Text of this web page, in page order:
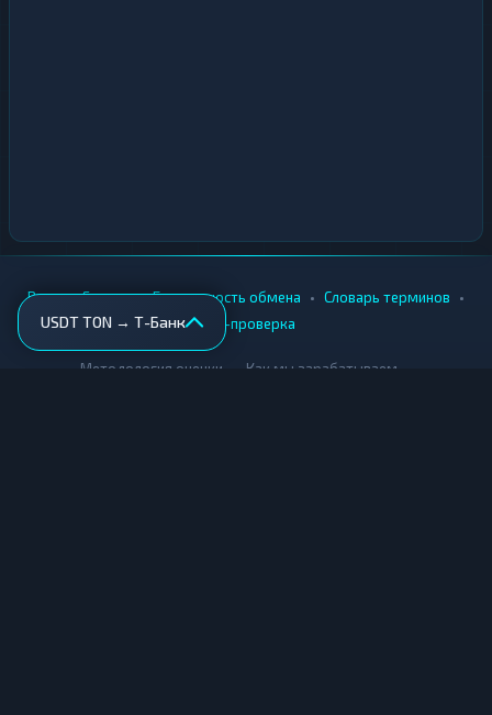
USDT TON → Т-Банк
Вики • Города • Безопасность обмена • Словарь терминов •
AML-проверка
Методология оценки Как мы зарабатываем